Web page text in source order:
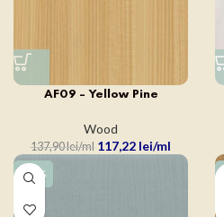
AF09 – Yellow Pine
Wood
137,90lei 117,22 lei
-15%